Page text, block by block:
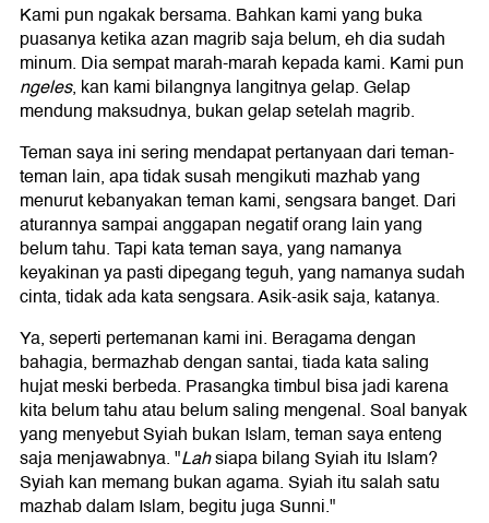
Kami pun ngakak bersama. Bahkan kami yang buka
puasanya ketika azan magrib saja belum, eh dia sudah
minum. Dia sempat marah-marah kepada kami. Kami pun
ngeles, kan kami bilangnya langitnya gelap. Gelap
mendung maksudnya, bukan gelap setelah magrib.
Teman saya ini sering mendapat pertanyaan dari teman-
teman lain, apa tidak susah mengikuti mazhab yang
menurut kebanyakan teman kami, sengsara banget. Dari
aturannya sampai anggapan negatif orang lain yang
belum tahu. Tapi kata teman saya, yang namanya
keyakinan ya pasti dipegang teguh, yang namanya sudah
cinta, tidak ada kata sengsara. Asik-asik saja, katanya.
Ya, seperti pertemanan kami ini. Beragama dengan
bahagia, bermazhab dengan santai, tiada kata saling
hujat meski berbeda. Prasangka timbul bisa jadi karena
kita belum tahu atau belum saling mengenal. Soal banyak
yang menyebut Syiah bukan Islam, teman saya enteng
saja menjawabnya. "Lahsiapa bilang Syiah itu Islam?
Syiah kan memang bukan agama. Syiah itu salah satu
mazhab dalam Islam, begitu juga Sunni."